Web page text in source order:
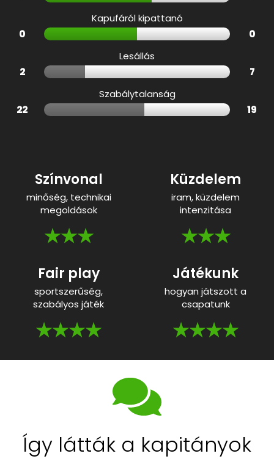
0
2
22
Kapufáról kipattanó
Lesállás
Szabálytalanság
0
7
19
Színvonal
minőség, technikai
megoldások
★★★
Küzdelem
iram, küzdelem
intenzitása
★★★
Fair play
sportszerűség,
szabályos játék
★★★★
Játékunk
hogyan játszott a
csapatunk
★★★★
Így látták a kapitányok